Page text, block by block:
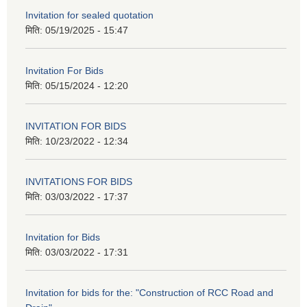
Invitation for sealed quotation
मिति: 05/19/2025 - 15:47
Invitation For Bids
मिति: 05/15/2024 - 12:20
INVITATION FOR BIDS
मिति: 10/23/2022 - 12:34
INVITATIONS FOR BIDS
मिति: 03/03/2022 - 17:37
Invitation for Bids
मिति: 03/03/2022 - 17:31
Invitation for bids for the: "Construction of RCC Road and